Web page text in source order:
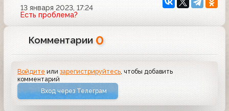
13 января 2023, 17:24
Есть проблема?
Комментарии 0
Войдите илизарегистрируйтесь , чтобы добавить
комментарий
Вход через Телеграм